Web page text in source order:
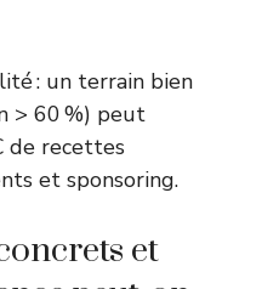
: un terrain bien
> 60 %) peut
de recettes
et sponsoring.
et